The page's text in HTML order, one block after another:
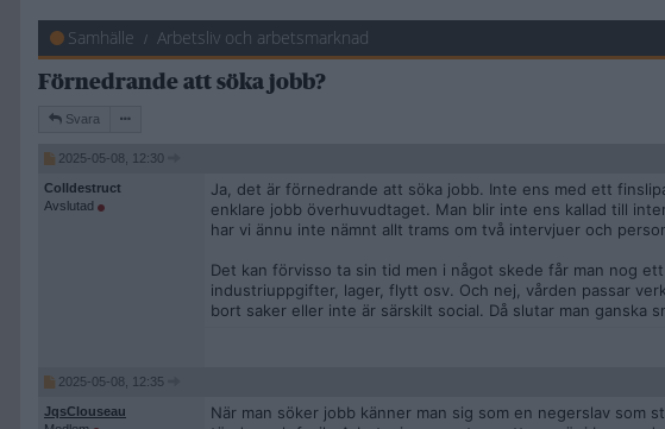
Samhälle Arbetsliv och arbetsmarknad
Förnedrande att söka jobb?
Svara
2025-05-08, 12:30
Colldestruct
Avslutad
Ja, det är förnedrande att söka jobb. Inte ens med ett
enklare jobb överhuvudtaget. Man blir inte ens kallad till
har vi ännu inte nämnt allt trams om två intervjuer och
Det kan förvisso ta sin tid men i något skede får man nog
industriuppgifter, lager, flytt osv. Och nej, vården passar
bort saker eller inte är särskilt social. Då slutar man ganska
2025-05-08, 12:35
JqsClouseau
När man söker jobb känner man sig som en negerslav som